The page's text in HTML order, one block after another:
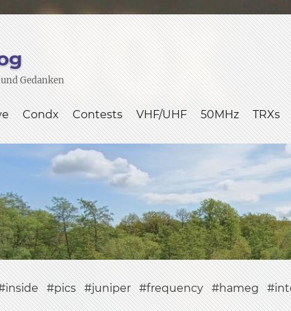
Gedanken
Condx Contests VHF/UHF 50MHz TRXs
inside pics juniper frequency hameg